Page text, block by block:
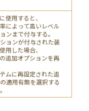
使用すると、
によって高いレベル
ンまで付与する。
ョンが付与された装
用した場合、
追加オプションを再
ムに再設定された追
適用有無を選択する